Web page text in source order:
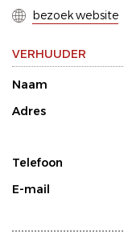
bezoek website
VERHUUDER
Naam
Adres
Telefoon
E-mail